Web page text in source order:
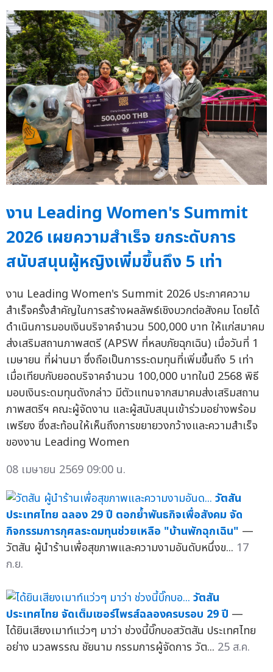
งาน Leading Women's Summit
2026 เผยความสำเร็จ ยกระดับการ
สนับสนุนผู้หญิงเพิ่มขึ้นถึง 5 เท่า
งาน Leading Women's Summit 2026 ประกาศความ
สำเร็จครั้งสำคัญในการสร้างผลลัพธ์เชิงบวกต่อสังคม โดยได้
ดำเนินการมอบเงินบริจาคจำนวน 500,000 บาท ให้แก่สมาคม
ส่งเสริมสถานภาพสตรี (APSW ที่หลบภัยฉุกเฉิน) เมื่อวันที่ 1
เมษายน ที่ผ่านมา ซึ่งถือเป็นการระดมทุนที่เพิ่มขึ้นถึง 5 เท่า
เมื่อเทียบกับยอดบริจาคจำนวน 100,000 บาทในปี 2568 พิธี
มอบเงินระดมทุนดังกล่าว มีตัวแทนจากสมาคมส่งเสริมสถาน
ภาพสตรีฯ คณะผู้จัดงาน และผู้สนับสนุนเข้าร่วมอย่างพร้อม
เพรียง ซึ่งสะท้อนให้เห็นถึงการขยายวงกว้างและความสำเร็จ
ของงาน Leading Women
08 เมษายน 2569 09:00 น.
วัตสัน
ประเทศไทย ฉลอง 29 ปี ตอกย้ำพันธกิจเพื่อสังคม จัด
กิจกรรมการกุศลระดมทุนช่วยเหลือ "บ้านพักฉุกเฉิน" —
วัตสัน ผู้นำร้านเพื่อสุขภาพและความงามอันดับหนึ่งข... 17
ก.ย.
วัตสัน
ประเทศไทย จัดเต็มเซอร์ไพรส์ฉลองครบรอบ 29 ปี —
ได้ยินเสียงเมาท์แว่วๆ มาว่า ช่วงนี้บิ๊กบอสวัตสัน ประเทศไทย
อย่าง นวลพรรณ ชัยนาม กรรมการผู้จัดการ วัต... 25 ส.ค.